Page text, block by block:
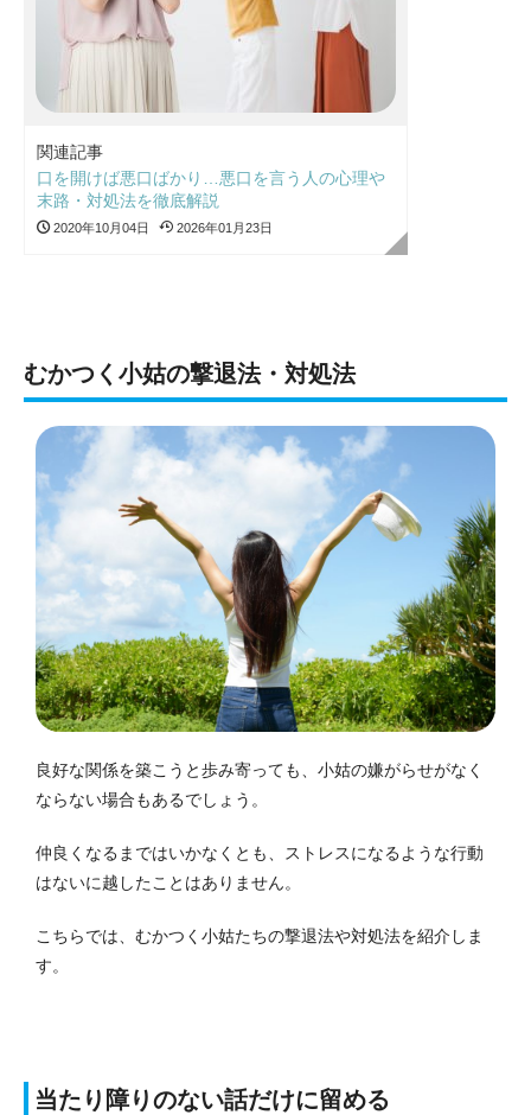
関連記事
口を開けば悪口ばかり…悪口を言う人の心理や
末路・対処法を徹底解説
2020年10月04日 2026年01月23日
むかつく小姑の撃退法・対処法
良好な関係を築こうと歩み寄っても、小姑の嫌がらせがなく
ならない場合もあるでしょう。
仲良くなるまではいかなくとも、ストレスになるような行動
はないに越したことはありません。
こちらでは、むかつく小姑たちの撃退法や対処法を紹介しま
す。
当たり障りのない話だけに留める